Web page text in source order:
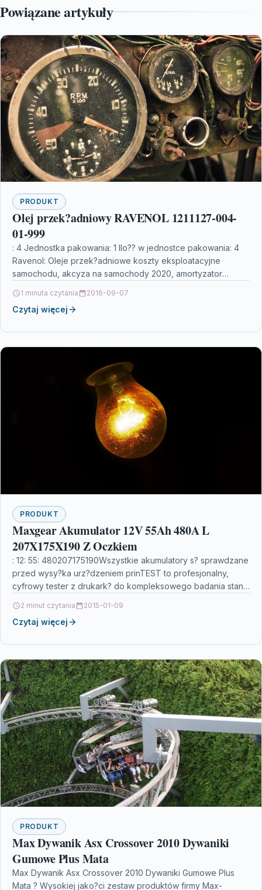
Powiązane artykuły
PRODUKT
Olej przek?adniowy RAVENOL 1211127-004-
01-999
: 4 Jednostka pakowania: 1 Ilo?? w jednostce pakowania: 4
Ravenol: Oleje przek?adniowe koszty eksploatacyjne
samochodu, akcyza na samochody 2020, amortyzator
1 minuta czytania 2016-09-07
Czytaj więcej
PRODUKT
Maxgear Akumulator 12V 55Ah 480A L
207X175X190 Z Oczkiem
: 12: 55: 480207175190Wszystkie akumulatory s? sprawdzane
przed wysy?ka urz?dzeniem prinTEST to profesjonalny,
cyfrowy tester z drukark? do kompleksowego badania stanu
2 minut czytania 2015-01-09
Czytaj więcej
PRODUKT
Max Dywanik Asx Crossover 2010 Dywaniki
Gumowe Plus Mata
Max Dywanik Asx Crossover 2010 Dywaniki Gumowe Plus
Mata ? Wysokiej jako?ci zestaw produktów firmy Max-